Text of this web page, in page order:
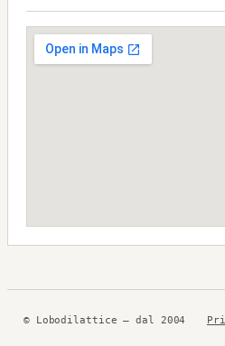
© Lobodilattice — dal 2004